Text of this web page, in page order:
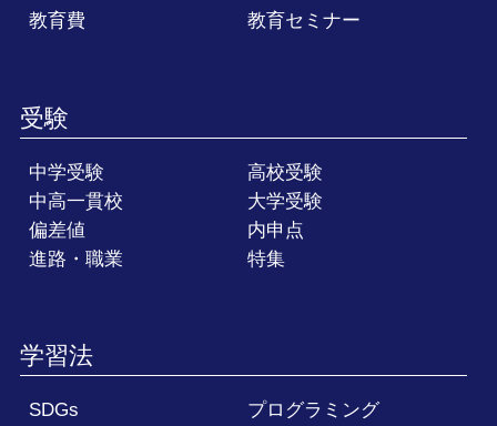
教育費 教育セミナー
受験
中学受験
高校受験
中高一貫校
大学受験
偏差値
内申点
進路・職業
特集
学習法
SDGs
プログラミング